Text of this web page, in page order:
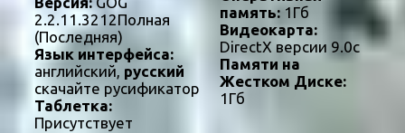
2.2.11.3212Полная
(Последняя)
Язык интерфейса:
английский, русский
скачайте русификатор
Таблетка:
Присутствует
память:1Гб
Видеокарта:
DirectX версии 9.0c
Памяти на
Жестком Диске:
1Гб